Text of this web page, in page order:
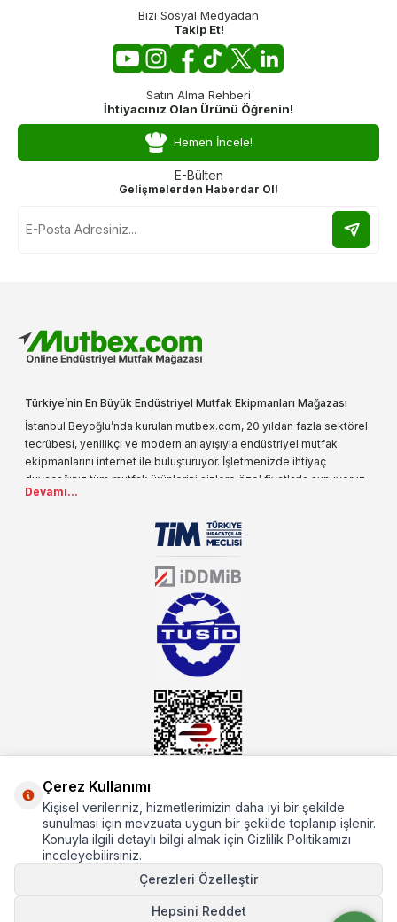
Bizi Sosyal Medyadan
Takip Et!
Satın Alma Rehberi
İhtiyacınız Olan Ürünü Öğrenin!
Hemen İncele!
E-Bülten
Gelişmelerden Haberdar Ol!
Türkiye’nin En Büyük Endüstriyel Mutfak Ekipmanları Mağazası
İstanbul Beyoğlu’nda kurulan mutbex.com, 20 yıldan fazla sektörel
tecrübesi, yenilikçi ve modern anlayışıyla endüstriyel mutfak
ekipmanlarını internet ile buluşturuyor. İşletmenizde ihtiyaç
duyacağınız tüm mutfak ürünlerini sizlere özel fiyatlarla sunuyoruz.
Endüstriyel mutfak malzemesi deyince akla gelen ilk adreslerden
sektörün farklı alanlarında da faliyet gösteren mutbex.com,
Öztiryakiler resmi bayisidir. Öztiryakiler ürünleri üzerinde büyük bir
donanıma sahip ekibi ile müşterilerine koşulsuz destek sunan
mutbex.com ile endüstriyel mutfak malzemeleri konusunda
alacağınız hizmet standartların her zaman üstünde olacaktır.
Devamı...
Hakkımızda
Hızlı Erişim
Popüler Kategoriler
Çerez Kullanımı
Kişisel verileriniz, hizmetlerimizin daha iyi bir şekilde
sunulması için mevzuata uygun bir şekilde toplanıp işlenir.
Konuyla ilgili detaylı bilgi almak için Gizlilik Politikamızı
inceleyebilirsiniz.
Çerezleri Özelleştir
Hepsini Reddet